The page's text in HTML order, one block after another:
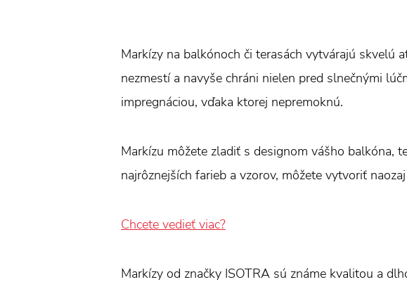
Markízy na balkónoch či terasách vytvárajú skvelú
nezmestí a navyše chráni nielen pred slnečnými
impregnáciou, vďaka ktorej nepremoknú.
Markízu môžete zladiť s designom vášho balkóna,
najrôznejších farieb a vzorov, môžete vytvoriť
Chcete vedieť viac?
Markízy od značky ISOTRA sú známe kvalitou a